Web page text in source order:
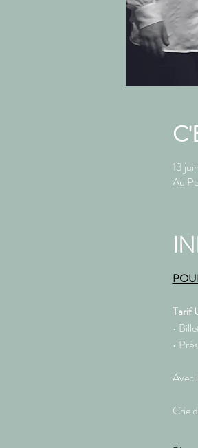
13
Au
Tarif
•
•
Avec
Crie